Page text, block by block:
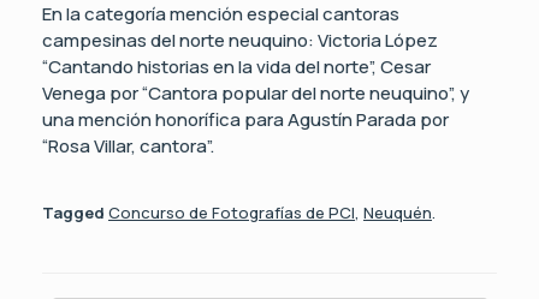
En la categoría mención especial cantoras
campesinas del norte neuquino: Victoria López
“Cantando historias en la vida del norte”, Cesar
Venega por “Cantora popular del norte neuquino”, y
una mención honorífica para Agustín Parada por
“Rosa Villar, cantora”.
Tagged Concurso de Fotografías de PCI, Neuquén.